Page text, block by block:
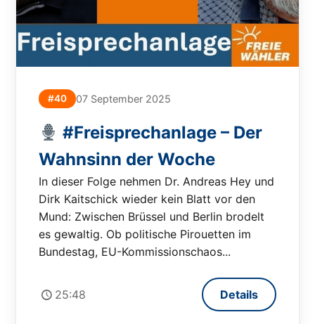
#40 07 September 2025
#Freisprechanlage – Der
Wahnsinn der Woche
In dieser Folge nehmen Dr. Andreas Hey und
Dirk Kaitschick wieder kein Blatt vor den
Mund: Zwischen Brüssel und Berlin brodelt
es gewaltig. Ob politische Pirouetten im
Bundestag, EU-Kommissionschaos...
25:48 Details